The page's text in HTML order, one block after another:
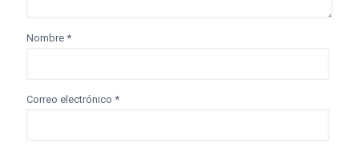
Nombre *
Correo electrónico *